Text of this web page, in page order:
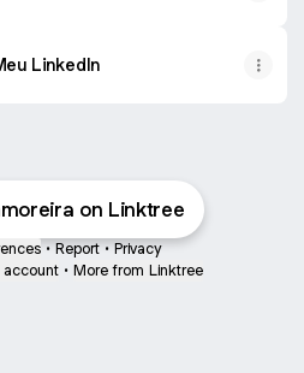
LinkedIn
on Linktree
• Report • Privacy
• More from Linktree